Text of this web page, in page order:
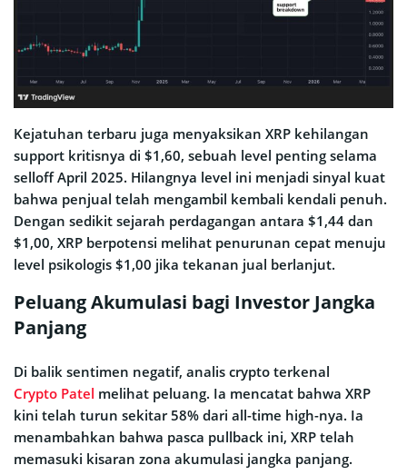
Kejatuhan terbaru juga menyaksikan XRP kehilangan
support kritisnya di $1,60, sebuah level penting selama
selloff April 2025. Hilangnya level ini menjadi sinyal kuat
bahwa penjual telah mengambil kembali kendali penuh.
Dengan sedikit sejarah perdagangan antara $1,44 dan
$1,00, XRP berpotensi melihat penurunan cepat menuju
level psikologis $1,00 jika tekanan jual berlanjut.
Peluang Akumulasi bagi Investor Jangka
Panjang
Di balik sentimen negatif, analis crypto terkenal
Crypto Patel melihat peluang. Ia mencatat bahwa XRP
kini telah turun sekitar 58% dari all-time high-nya. Ia
menambahkan bahwa pasca pullback ini, XRP telah
memasuki kisaran zona akumulasi jangka panjang.